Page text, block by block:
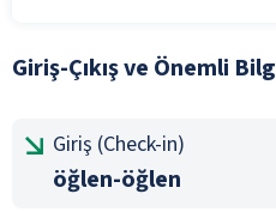
Giriş-Çıkış ve Önemli
Giriş (Check-in)
öğlen-öğlen